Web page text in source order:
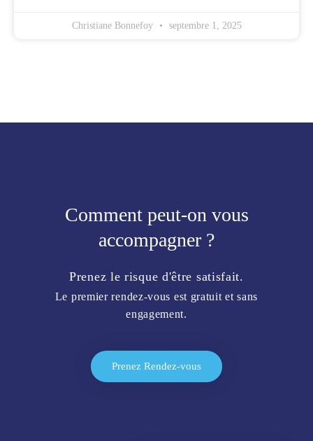
Christiane Bonnefoy septembre 1, 2025
Comment peut-on vous
accompagner ?
Prenez le risque d'être satisfait.
Le premier rendez-vous est gratuit et sans
engagement.
Prenez Rendez-vous